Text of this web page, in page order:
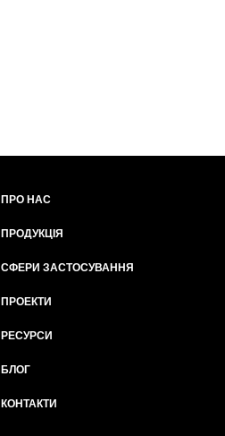
ПРО НАС
ПРОДУКЦІЯ
СФЕРИ ЗАСТОСУВАННЯ
ПРОЕКТИ
РЕСУРСИ
БЛОГ
КОНТАКТИ